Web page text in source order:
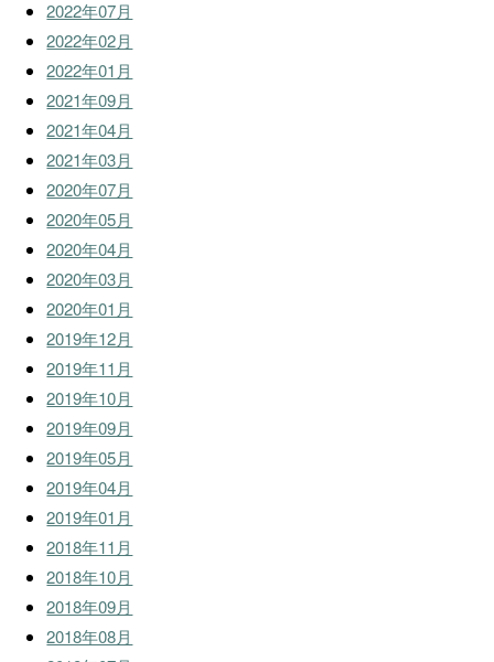
2022年07月
2022年02月
2022年01月
2021年09月
2021年04月
2021年03月
2020年07月
2020年05月
2020年04月
2020年03月
2020年01月
2019年12月
2019年11月
2019年10月
2019年09月
2019年05月
2019年04月
2019年01月
2018年11月
2018年10月
2018年09月
2018年08月